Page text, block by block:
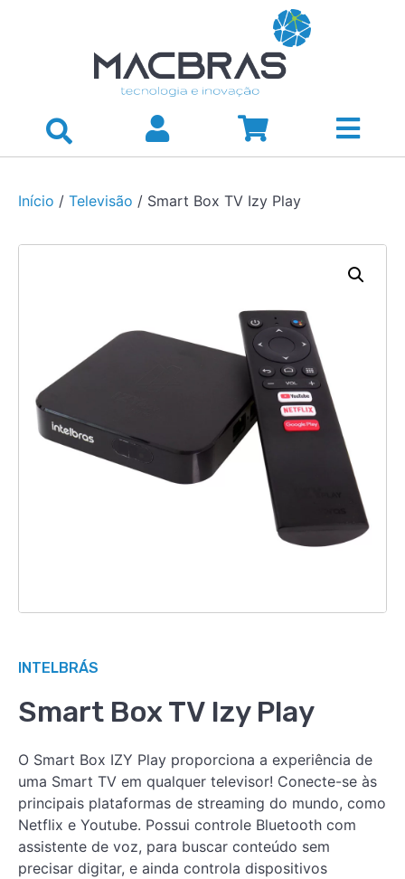
Início / Televisão / Smart Box TV Izy Play
INTELBRÁS
Smart Box TV Izy Play
O Smart Box IZY Play proporciona a experiência de
uma Smart TV em qualquer televisor! Conecte-se às
principais plataformas de streaming do mundo, como
Netflix e Youtube. Possui controle Bluetooth com
assistente de voz, para buscar conteúdo sem
precisar digitar, e ainda controla dispositivos